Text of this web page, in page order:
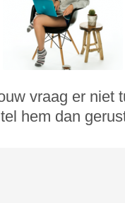
vraag er niet
hem dan